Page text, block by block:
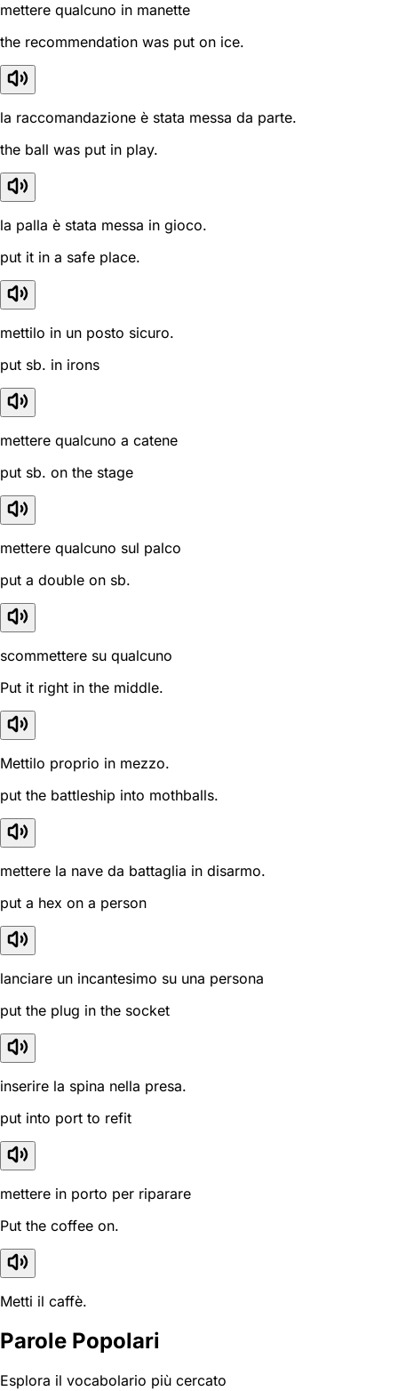
mettere qualcuno in manette
the recommendation was put on ice.
la raccomandazione è stata messa da parte.
the ball was put in play.
la palla è stata messa in gioco.
put it in a safe place.
mettilo in un posto sicuro.
put sb. in irons
mettere qualcuno a catene
put sb. on the stage
mettere qualcuno sul palco
put a double on sb.
scommettere su qualcuno
Put it right in the middle.
Mettilo proprio in mezzo.
put the battleship into mothballs.
mettere la nave da battaglia in disarmo.
put a hex on a person
lanciare un incantesimo su una persona
put the plug in the socket
inserire la spina nella presa.
put into port to refit
mettere in porto per riparare
Put the coffee on.
Metti il caffè.
Parole Popolari
Esplora il vocabolario più cercato